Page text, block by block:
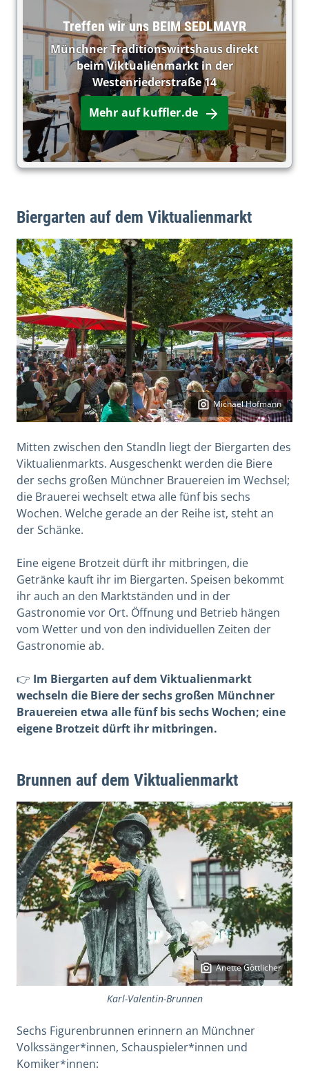
Treffen wir uns BEIM SEDLMAYR
Münchner Traditionswirtshaus direkt
beim Viktualienmarkt in der
Westenriederstraße 14
Mehr auf kuffler.de
Biergarten auf dem Viktualienmarkt
Michael Hofmann
Mitten zwischen den Standln liegt der Biergarten des
Viktualienmarkts. Ausgeschenkt werden die Biere
der sechs großen Münchner Brauereien im Wechsel;
die Brauerei wechselt etwa alle fünf bis sechs
Wochen. Welche gerade an der Reihe ist, steht an
der Schänke.
Eine eigene Brotzeit dürft ihr mitbringen, die
Getränke kauft ihr im Biergarten. Speisen bekommt
ihr auch an den Marktständen und in der
Gastronomie vor Ort. Öffnung und Betrieb hängen
vom Wetter und von den individuellen Zeiten der
Gastronomie ab.
👉 Im Biergarten auf dem Viktualienmarkt
wechseln die Biere der sechs großen Münchner
Brauereien etwa alle fünf bis sechs Wochen; eine
eigene Brotzeit dürft ihr mitbringen.
Brunnen auf dem Viktualienmarkt
Anette Göttlicher
Karl-Valentin-Brunnen
Sechs Figurenbrunnen erinnern an Münchner
Volkssänger*innen, Schauspieler*innen und
Komiker*innen: